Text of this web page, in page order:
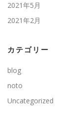
2021年5月
2021年2月
カテゴリー
blog
noto
Uncategorized